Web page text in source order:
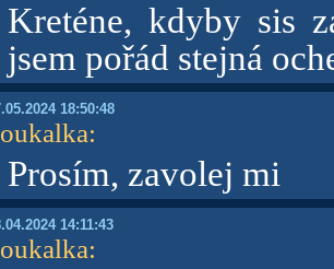
Kreténe, kdyby sis
jsem pořád stejná
18:50:48
:
Prosím, zavolej mi
14:11:43
: